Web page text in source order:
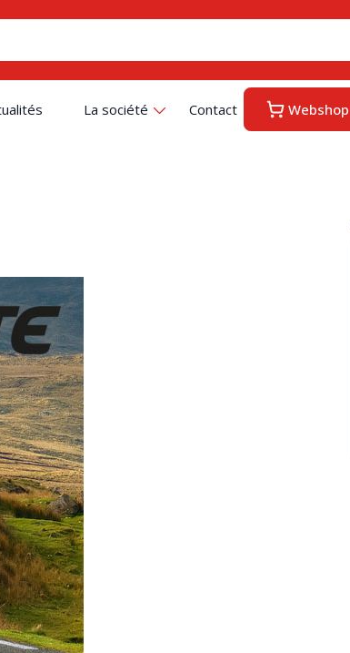
La société Contact Webshop